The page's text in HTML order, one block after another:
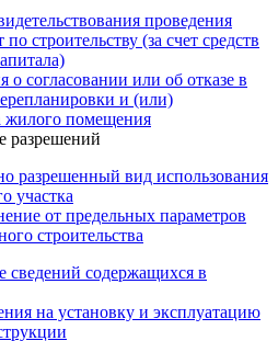
проведения
строительству (за счет средств
о согласовании или об отказе в
и (или)
жилого помещения
разрешений
разрешенный вид использования
участка
от предельных параметров
строительства
сведений содержащихся в
на установку и эксплуатацию